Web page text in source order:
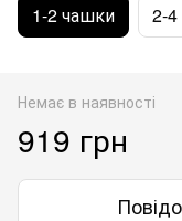
1-2 чашки 2-
Немає в наявності
919 грн